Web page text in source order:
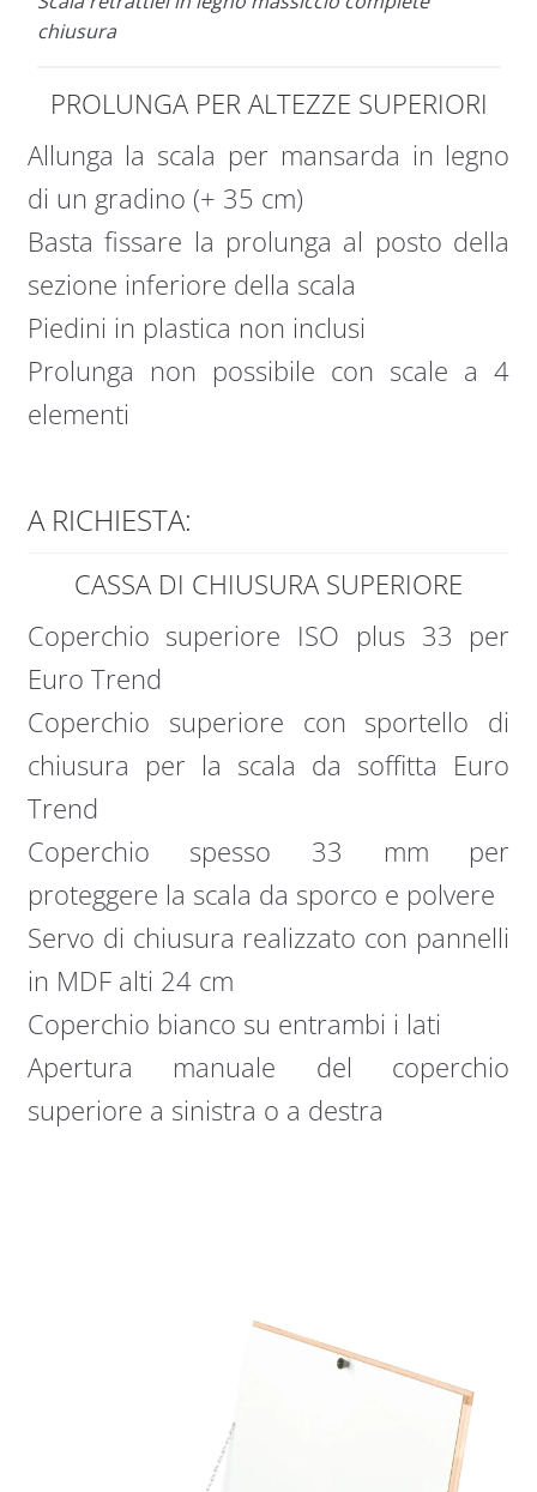
chiusura
PROLUNGA PER ALTEZZE SUPERIORI
Allunga la scala per mansarda in legno
di un gradino (+ 35 cm)
Basta fissare la prolunga al posto della
sezione inferiore della scala
Piedini in plastica non inclusi
Prolunga non possibile con scale a 4
elementi
A RICHIESTA:
CASSA DI CHIUSURA SUPERIORE
Coperchio superiore ISO plus 33 per
Euro Trend
Coperchio superiore con sportello di
chiusura per la scala da soffitta Euro
Trend
Coperchio spesso 33 mm per
proteggere la scala da sporco e polvere
Servo di chiusura realizzato con pannelli
in MDF alti 24 cm
Coperchio bianco su entrambi i lati
Apertura manuale del coperchio
superiore a sinistra o a destra